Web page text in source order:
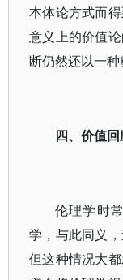
本体论方式而
意义上的价值
断仍然还以一种
四、价值
伦理学时
学，与此同义
但这种情况大